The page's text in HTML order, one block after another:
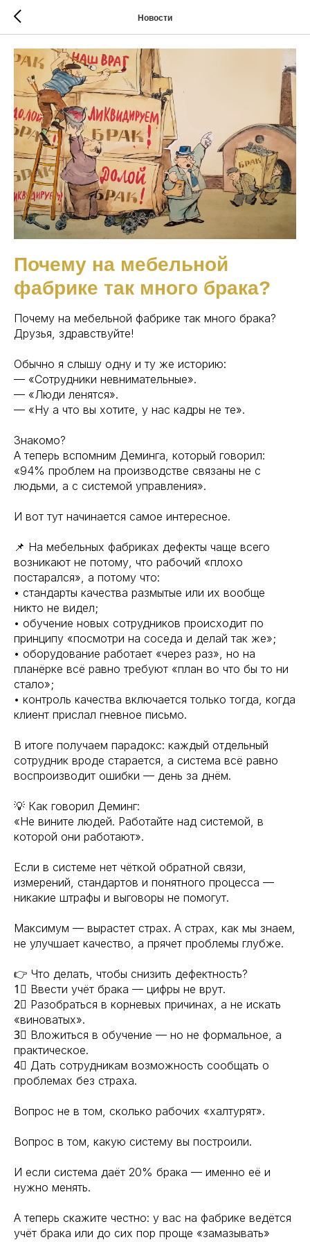
Новости
Почему на мебельной
фабрике так много брака?
Почему на мебельной фабрике так много брака?
Друзья, здравствуйте!
Обычно я слышу одну и ту же историю:
— «Сотрудники невнимательные».
— «Люди ленятся».
— «Ну а что вы хотите, у нас кадры не те».
Знакомо?
А теперь вспомним Деминга, который говорил:
«94% проблем на производстве связаны не с
людьми, а с системой управления».
И вот тут начинается самое интересное.
📌 На мебельных фабриках дефекты чаще всего
возникают не потому, что рабочий «плохо
постарался», а потому что:
• стандарты качества размытые или их вообще
никто не видел;
• обучение новых сотрудников происходит по
принципу «посмотри на соседа и делай так же»;
• оборудование работает «через раз», но на
планёрке всё равно требуют «план во что бы то ни
стало»;
• контроль качества включается только тогда, когда
клиент прислал гневное письмо.
В итоге получаем парадокс: каждый отдельный
сотрудник вроде старается, а система всё равно
воспроизводит ошибки — день за днём.
💡 Как говорил Деминг:
«Не вините людей. Работайте над системой, в
которой они работают».
Если в системе нет чёткой обратной связи,
измерений, стандартов и понятного процесса —
никакие штрафы и выговоры не помогут.
Максимум — вырастет страх. А страх, как мы знаем,
не улучшает качество, а прячет проблемы глубже.
👉 Что делать, чтобы снизить дефектность?
1⃣ Ввести учёт брака — цифры не врут.
2⃣ Разобраться в корневых причинах, а не искать
«виноватых».
3⃣ Вложиться в обучение — но не формальное, а
практическое.
4⃣ Дать сотрудникам возможность сообщать о
проблемах без страха.
Вопрос не в том, сколько рабочих «халтурят».
Вопрос в том, какую систему вы построили.
И если система даёт 20% брака — именно её и
нужно менять.
А теперь скажите честно: у вас на фабрике ведётся
учёт брака или до сих пор проще «замазывать»